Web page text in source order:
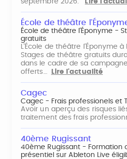
septembre 2026. Lire
École de théâtre
École de théâtre l'Éponyme -
gratuits
L'École de théâtre l'Éponyme
Stages de théâtre gratuits
dans le cadre de sa
offerts…
Lire l'actualité
Cagec
Cagec - Frais professionels et
Avoir un aperçu des risques
traitement des frais
40ème Rugissant
40ème Rugissant - Formation
présentiel sur Ableton Live